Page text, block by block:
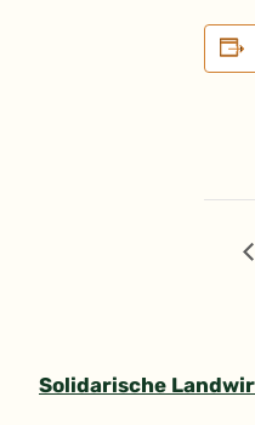
Solidarische